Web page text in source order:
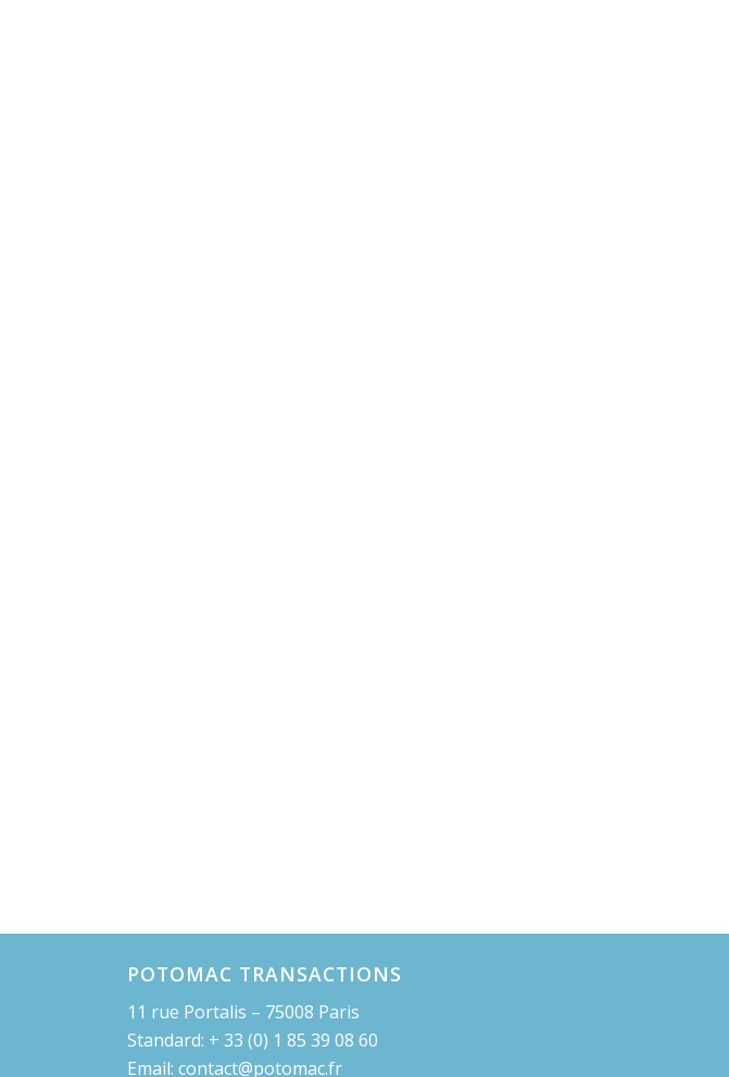
POTOMAC TRANSACTIONS
11 rue Portalis – 75008 Paris
Standard: + 33 (0) 1 85 39 08 60
Email: contact@potomac.fr